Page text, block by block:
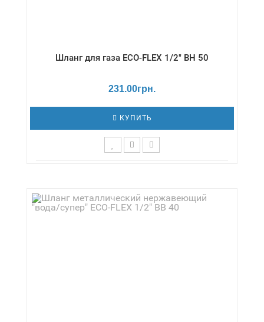
Шланг для газа ECO-FLEX 1/2" ВН 50
231.00грн.
КУПИТЬ
+80 °С / Серия - Газ/стандарт